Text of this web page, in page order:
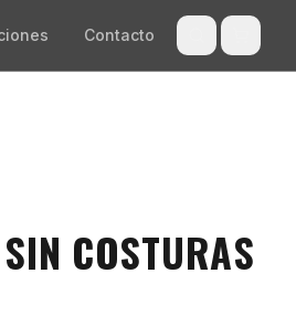
Contacto
COSTURAS